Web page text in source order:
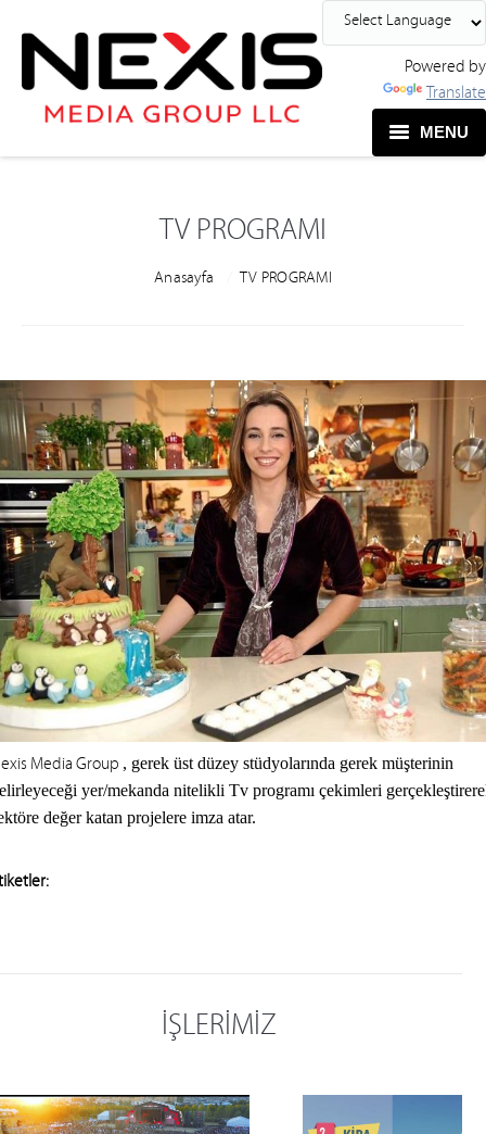
Powered by
Translate
MENU
TV PROGRAMI
Anasayfa TV PROGRAMI
Media Group , gerek üst düzey stüdyolarında gerek müşterinin
yer/mekanda nitelikli Tv programı çekimleri
değer katan projelere imza atar.
İŞLERİMİZ